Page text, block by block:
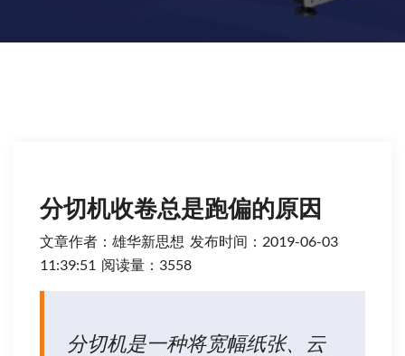
分切机收卷总是跑偏的原因
文章作者：雄华新思想 发布时间： 2019-06-03
11:39:51 阅读量：3558
分切机是一种将宽幅纸张、云